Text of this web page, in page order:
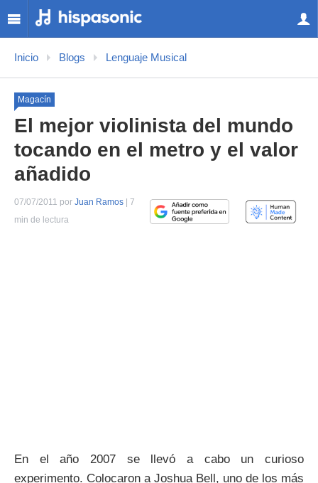
Inicio Blogs Lenguaje Musical
Magacín
El mejor violinista del mundo
tocando en el metro y el valor
añadido
07/07/2011 por Juan Ramos | 7
min de lectura
En el año 2007 se llevó a cabo un curioso
experimento. Colocaron a Joshua Bell, uno de los más